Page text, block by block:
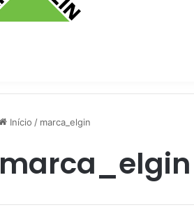
Início / marca_elgin
marca_elgin